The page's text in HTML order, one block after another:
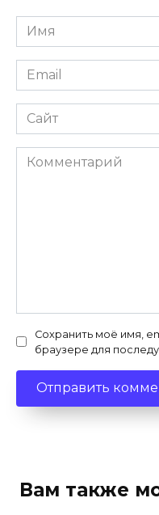
Имя
Email
Сайт
Комментарий
Сохранить моё имя,
браузере для
Вам также